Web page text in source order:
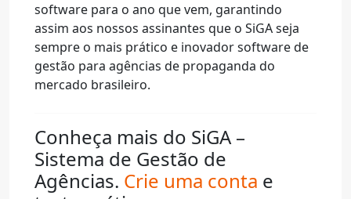
software para o ano que vem, garantindo
assim aos nossos assinantes que o SiGA seja
sempre o mais prático e inovador software de
gestão para agências de propaganda do
mercado brasileiro.
Conheça mais do SiGA –
Sistema de Gestão de
Agências. Crie uma conta e